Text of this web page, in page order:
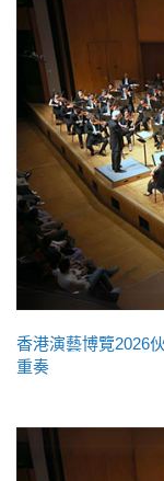
香港演藝博覽2026
重奏